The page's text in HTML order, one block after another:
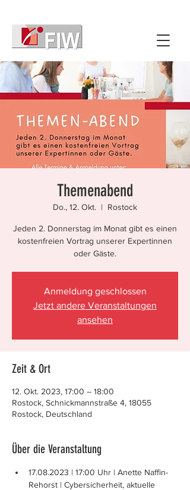
Themenabend
Do., 12. Okt.
  |
Rostock
Jeden 2. Donnerstag im Monat gibt es einen
kostenfreien Vortrag unserer Expertinnen
oder Gäste.
Anmeldung geschlossen
Jetzt andere Veranstaltungen
ansehen
Zeit & Ort
12. Okt. 2023, 17:00 – 18:00
Rostock, Schnickmannstraße 4, 18055
Rostock, Deutschland
Über die Veranstaltung
17.08.2023 | 17:00 Uhr | Anette Naffin-
Rehorst | Cybersicherheit, aktuelle